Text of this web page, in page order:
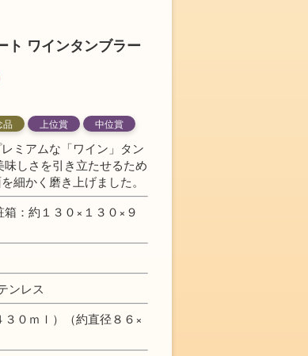
ト ワインタンブラー
品 上位賞 中位賞
ミアムな「ワイン」タン
しさを引き立たせるため
細かく磨き上げました。
箱：約１３０×１３０×９
ンレス
３０ｍｌ）（約直径８６×